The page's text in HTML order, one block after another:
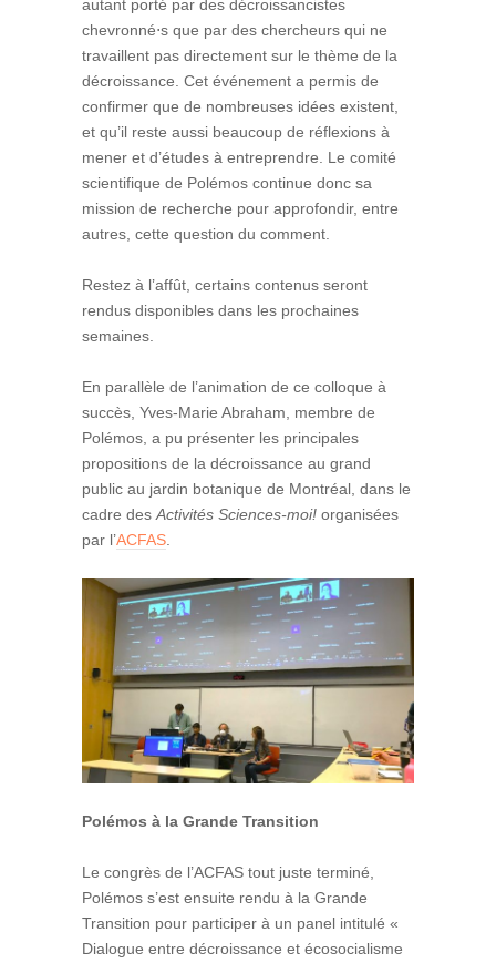
autant porté par des décroissancistes
chevronné⋅s que par des chercheurs qui ne
travaillent pas directement sur le thème de la
décroissance. Cet événement a permis de
confirmer que de nombreuses idées existent,
et qu’il reste aussi beaucoup de réflexions à
mener et d’études à entreprendre. Le comité
scientifique de Polémos continue donc sa
mission de recherche pour approfondir, entre
autres, cette question du comment.
Restez à l’affût, certains contenus seront
rendus disponibles dans les prochaines
semaines.
En parallèle de l’animation de ce colloque à
succès, Yves-Marie Abraham, membre de
Polémos, a pu présenter les principales
propositions de la décroissance au grand
public au jardin botanique de Montréal, dans le
cadre des Activités Sciences-moi! organisées
par l’ACFAS
Polémos à la Grande Transition
Le congrès de l’ACFAS tout juste terminé,
Polémos s’est ensuite rendu à la Grande
Transition pour participer à un panel intitulé «
Dialogue entre décroissance et écosocialisme